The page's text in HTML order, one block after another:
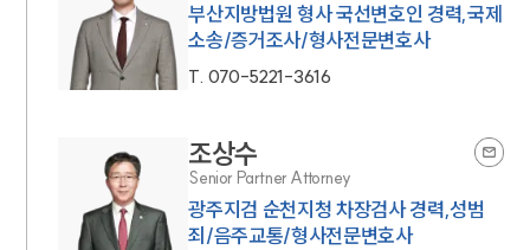
부산지방법원 형사 국선변호인 경력,국제
소송/증거조사/형사전문변호사
T. 070-5221-3616
조상수
Senior Partner Attorney
광주지검 순천지청 차장검사 경력,성범
죄/음주교통/형사전문변호사